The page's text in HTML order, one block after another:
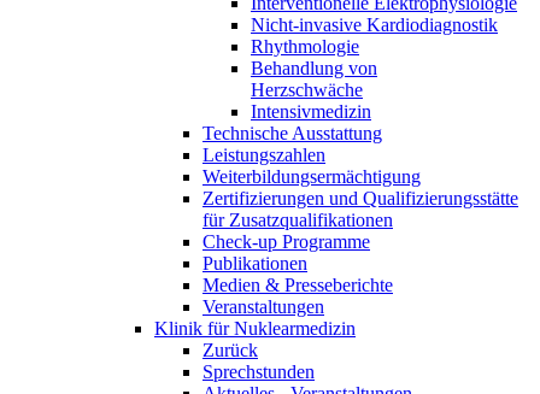
Nicht-invasive Kardiodiagnostik
Rhythmologie
Behandlung von
Herzschwäche
Intensivmedizin
Technische Ausstattung
Leistungszahlen
Weiterbildungsermächtigung
Zertifizierungen und Qualifizierungsstätte
für Zusatzqualifikationen
Check-up Programme
Publikationen
Medien & Presseberichte
Veranstaltungen
Klinik für Nuklearmedizin
Zurück
Sprechstunden